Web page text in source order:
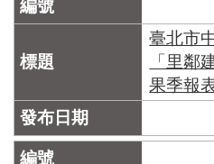
臺北市
「里鄰
果季報